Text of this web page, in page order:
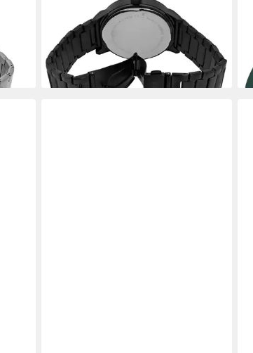
Quarzuhr Jano, 3 ATM
49,95 €
lieferbar - in 2-3 Werktagen bei dir